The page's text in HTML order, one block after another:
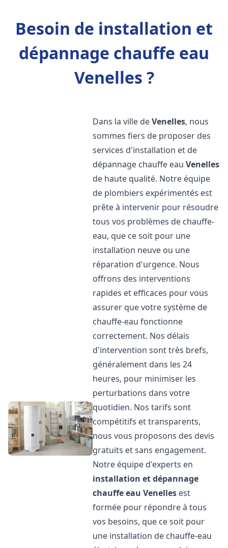
Besoin de installation et
dépannage chauffe eau
Venelles ?
Dans la ville deVenelles, nous
sommes fiers de proposer des
services d'installation et de
dépannage chauffe eauVenelles
de haute qualité. Notre équipe
de plombiers expérimentés est
prête à intervenir pour résoudre
tous vos problèmes de chauffe-
eau, que ce soit pour une
installation neuve ou une
réparation d'urgence. Nous
offrons des interventions
rapides et efficaces pour vous
assurer que votre système de
chauffe-eau fonctionne
correctement. Nos délais
d'intervention sont très brefs,
généralement dans les 24
heures, pour minimiser les
perturbations dans votre
quotidien. Nos tarifs sont
compétitifs et transparents,
nous vous proposons des devis
gratuits et sans engagement.
Notre équipe d'experts en
installation et dépannage
chauffe eau Venelles est
formée pour répondre à tous
vos besoins, que ce soit pour
une installation de chauffe-eau